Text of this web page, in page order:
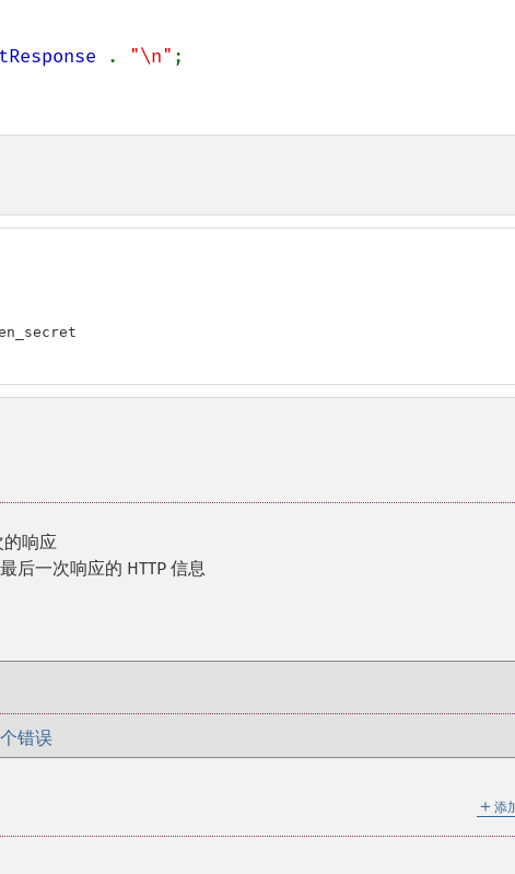
. "\n" ;
的响应
后一次响应的 HTTP 信息
错误
＋ 添